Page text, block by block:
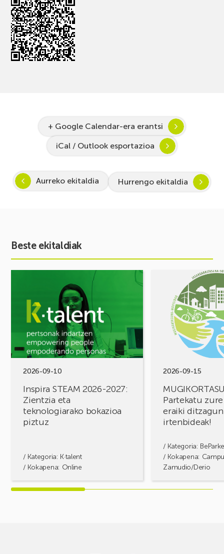
+ Google Calendar-era erantsi
iCal / Outlook esportazioa
Aurreko ekitaldia Hurrengo ekitaldia
Beste ekitaldiak
2026-09-10
Inspira STEAM 2026-2027:
Zientzia eta
teknologiarako bokazioa
piztuz
/ Kategoria: K·talent
/ Kokapena: Online
STEAM
Zientzia
eta
teknologiarako
bokazioa
2026-09-15
Partekatu
eraiki ditzagun
irtenbideak!
/ Kategoria:
/ Kokapena:
Zamudio/Derio
MUGIKORTASUN
FOROA
Partekatu
erronkak,
irtenbideak!